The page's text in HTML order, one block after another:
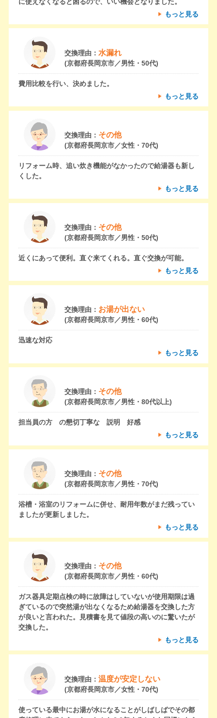
もっと見る
交換理由： 水漏れ
(京都府長岡京市／男性・50代)
費用比較を行い、決めました。
もっと見る
交換理由： その他
(京都府長岡京市／女性・70代)
リフォーム時、追い炊き機能がなかったので給湯器も新し
くした。
もっと見る
交換理由： その他
(京都府長岡京市／男性・50代)
近くにあって便利。直ぐ来てくれる。直ぐ交換が可能。
もっと見る
交換理由： お湯が出ない
(京都府長岡京市／男性・60代)
迅速な対応
もっと見る
交換理由： その他
(京都府長岡京市／男性・80代以上)
担当員の方 の懇切丁寧な 説明 好感
もっと見る
交換理由： その他
(京都府長岡京市／男性・70代)
浴槽・浴室のリフォームに併せ、耐用年数がまだ残ってい
ましたが更新しました。
もっと見る
交換理由： その他
(京都府長岡京市／男性・60代)
ガス器具定期点検の時に故障はしていないが使用期限は過
ぎているので突然湯が出なくなるため給湯器を交換した方
が良いと言われた。見積書を見て値段の高いのに驚いたが
交換した。
もっと見る
交換理由： 温度が安定しない
(京都府長岡京市／女性・70代)
使っている最中にお湯が水になることがしばしばでその都